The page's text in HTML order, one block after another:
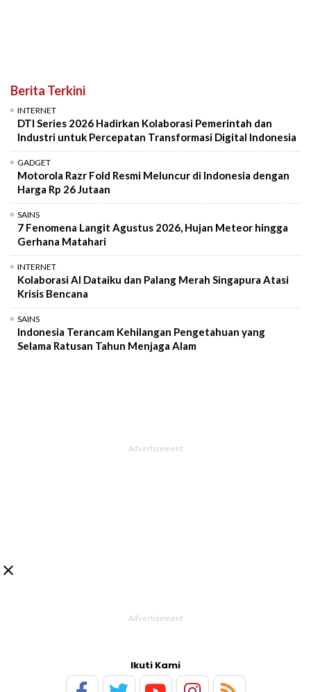
Berita Terkini
INTERNET
DTI Series 2026 Hadirkan Kolaborasi Pemerintah dan
Industri untuk Percepatan Transformasi Digital Indonesia
GADGET
Motorola Razr Fold Resmi Meluncur di Indonesia dengan
Harga Rp 26 Jutaan
SAINS
7 Fenomena Langit Agustus 2026, Hujan Meteor hingga
Gerhana Matahari
INTERNET
Kolaborasi AI Dataiku dan Palang Merah Singapura Atasi
Krisis Bencana
SAINS
Indonesia Terancam Kehilangan Pengetahuan yang
Selama Ratusan Tahun Menjaga Alam

Ikuti Kami